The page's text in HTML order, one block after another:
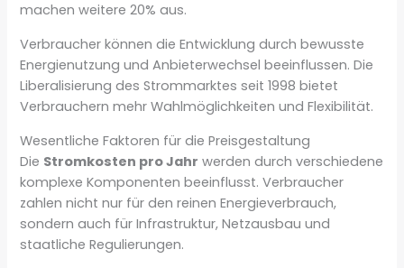
machen weitere 20% aus.
Verbraucher können die Entwicklung durch bewusste
Energienutzung und Anbieterwechsel beeinflussen. Die
Liberalisierung des Strommarktes seit 1998 bietet
Verbrauchern mehr Wahlmöglichkeiten und Flexibilität.
Wesentliche Faktoren für die Preisgestaltung
Die Stromkosten pro Jahr werden durch verschiedene
komplexe Komponenten beeinflusst. Verbraucher
zahlen nicht nur für den reinen Energieverbrauch,
sondern auch für Infrastruktur, Netzausbau und
staatliche Regulierungen.